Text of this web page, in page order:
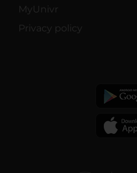
MyUnivr
Privacy policy